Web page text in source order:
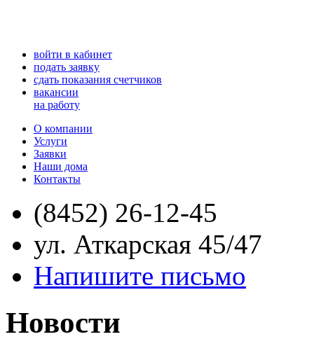
войти в кабинет
подать заявку
сдать показания счетчиков
вакансии
на работу
О компании
Услуги
Заявки
Наши дома
Контакты
(8452) 26-12-45
ул. Аткарская 45/47
Напишите письмо
Новости